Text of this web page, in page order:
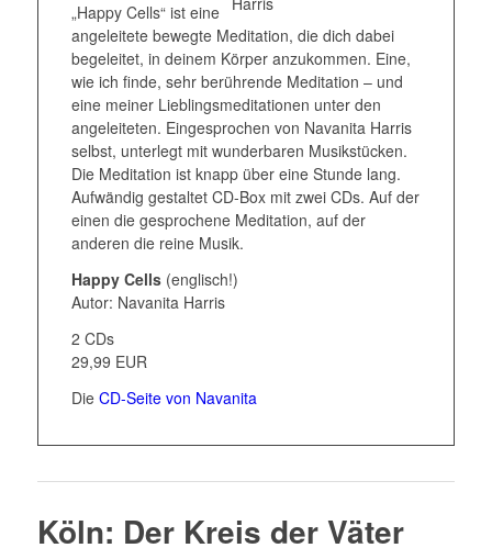
„Happy Cells“ ist eine
angeleitete bewegte Meditation, die dich dabei
begeleitet, in deinem Körper anzukommen. Eine,
wie ich finde, sehr berührende Meditation – und
eine meiner Lieblingsmeditationen unter den
angeleiteten. Eingesprochen von Navanita Harris
selbst, unterlegt mit wunderbaren Musikstücken.
Die Meditation ist knapp über eine Stunde lang.
Aufwändig gestaltet CD-Box mit zwei CDs. Auf der
einen die gesprochene Meditation, auf der
anderen die reine Musik.
Happy Cells (englisch!)
Autor: Navanita Harris
2 CDs
29,99 EUR
Die CD-Seite von Navanita
Köln: Der Kreis der Väter